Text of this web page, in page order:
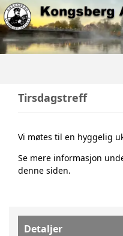
Tirsdagstreff
Vi møtes til en hyggelig
Se mere informasjon
denne siden.
Detaljer